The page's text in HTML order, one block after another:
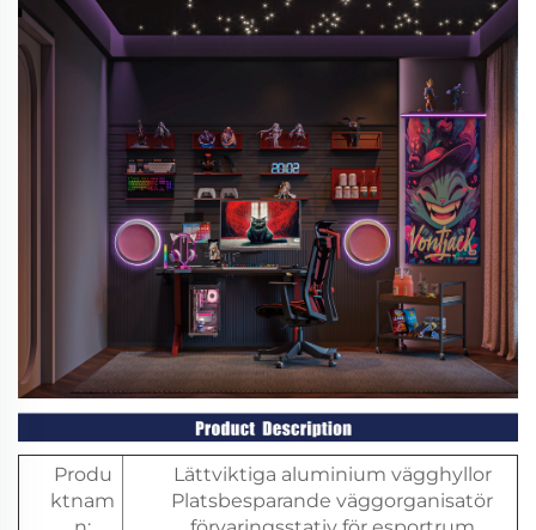
Produ
ktnam
Lättviktiga aluminium vägghyllor
Platsbesparande väggorganisatör